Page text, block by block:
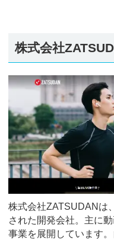
株式会社
株式会社ZATSUDANは
された開発会社。主に
事業を展開しています